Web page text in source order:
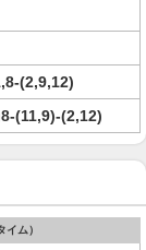
(2,9,12)
(11,9)-(2,12)
ム）